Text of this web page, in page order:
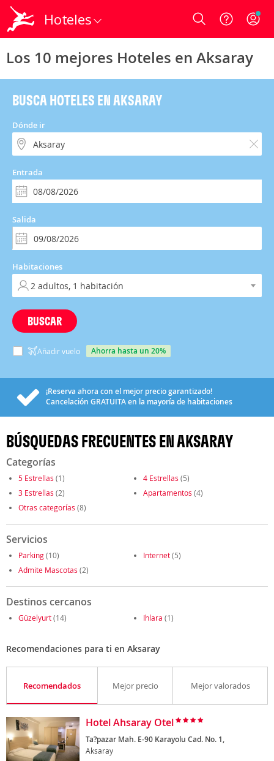
Hoteles Login
Los 10 mejores Hoteles en Aksaray
BUSCA HOTELES EN AKSARAY
Dónde ir
Entrada
Salida
Habitaciones
BUSCAR
Añadir vuelo ahorra hasta un 20%
¡Reserva ahora con el mejor precio garantizado!
Cancelación GRATUITAen la mayoría de habitaciones
BÚSQUEDAS FRECUENTES EN AKSARAY
Categorías
5 Estrellas (1) 4 Estrellas (5)
3 Estrellas (2) Apartamentos (4)
Otras categorías (8)
Servicios
Parking(10) Internet(5)
Admite Mascotas (2)
Destinos cercanos
Güzelyurt(14) Ihlara (1)
Recomendaciones para ti en Aksaray
Recomendados Mejor precio Mejor valorados
Hotel Ahsaray Otel
Ta?pazar Mah. E-90 Karayolu Cad. No. 1,
Aksaray